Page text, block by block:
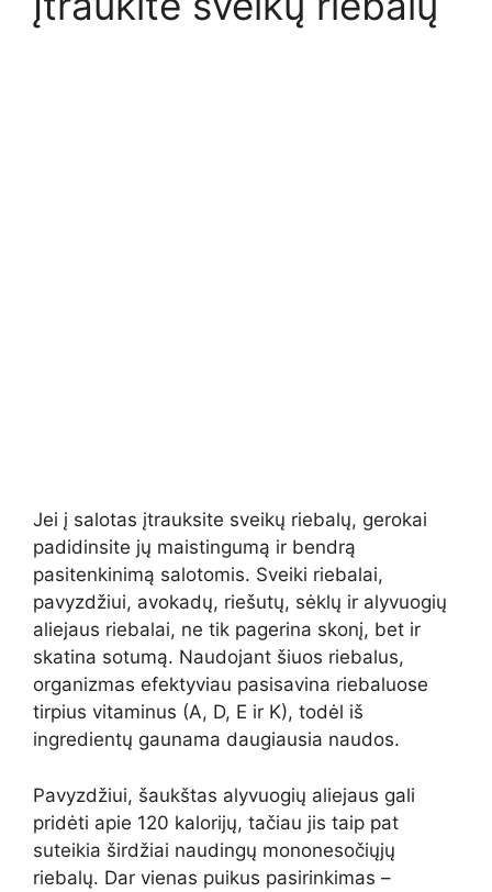
Jei į salotas įtrauksite sveikų riebalų, gerokai
padidinsite jų maistingumą ir bendrą
pasitenkinimą salotomis. Sveiki riebalai,
pavyzdžiui, avokadų, riešutų, sėklų ir alyvuogių
aliejaus riebalai, ne tik pagerina skonį, bet ir
skatina sotumą. Naudojant šiuos riebalus,
organizmas efektyviau pasisavina riebaluose
tirpius vitaminus (A, D, E ir K), todėl iš
ingredientų gaunama daugiausia naudos.
Pavyzdžiui, šaukštas alyvuogių aliejaus gali
pridėti apie 120 kalorijų, tačiau jis taip pat
suteikia širdžiai naudingų mononesočiųjų
riebalų. Dar vienas puikus pasirinkimas –